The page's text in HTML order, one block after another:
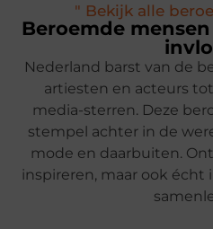
" Bekijk alle
Beroemde
Nederland barst van de
artiesten en acteurs
media-sterren. Deze
stempel achter in de
mode en daarbuiten.
inspireren, maar ook